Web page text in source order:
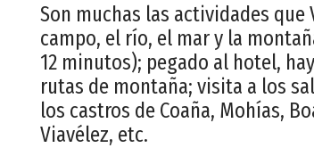
Son muchas las actividades que
campo, el río, el mar y la
12 minutos); pegado al hotel,
rutas de montaña; visita a los
los castros de Coaña, Mohías,
Viavélez, etc.